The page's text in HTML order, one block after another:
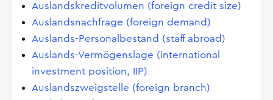
Auslandskreditvolumen (foreign credit size)
Auslandsnachfrage (foreign demand)
Auslands-Personalbestand (staff abroad)
Auslands-Vermögenslage (international
investment position, IIP)
Auslandszweigstelle (foreign branch)